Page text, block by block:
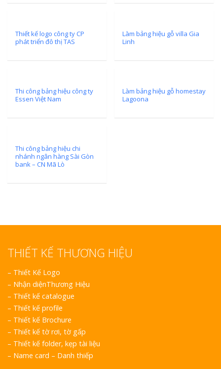
Thiết kế logo công ty CP
phát triển đô thị TAS
Làm bảng hiệu gỗ villa Gia
Linh
Thi công bảng hiệu công ty
Essen Việt Nam
Làm bảng hiệu gỗ homestay
Lagoona
Thi công bảng hiệu chi
nhánh ngân hàng Sài Gòn
bank – CN Mã Lò
THIẾT KẾ THƯƠNG HIỆU
– Thiết Kế Logo
– Nhận diệnThương Hiệu
– Thiết kế catalogue
– Thiết kế profile
– Thiết kế Brochure
– Thiết kế tờ rơi, tờ gấp
– Thiết kế folder, kẹp tài liệu
– Name card – Danh thiếp
Ma Trận